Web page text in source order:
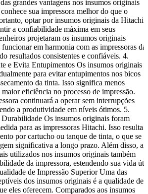
grandes vantagens nos insumos originais
sua impressora melhor do que o
optar por insumos originais da Hitachi
a confiabilidade máxima em seus
projetaram os insumos originais
em harmonia com as impressoras da
resultados consistentes e confiáveis. 4.
e Evita Entupimentos Os insumos originais
para evitar entupimentos nos bicos
da tinta. Isso significa menos
eficiência no processo de impressão.
continuará a operar sem interrupções
a produtividade em níveis ótimos. 5.
Os insumos originais foram
para as impressoras Hitachi. Isso resulta
por cartucho ou tanque de tinta, o que se
significativa a longo prazo. Além disso, a
utilizados nos insumos originais também
da impressora, estendendo sua vida útil
de Impressão Superior Uma das
dos insumos originais é a qualidade de
eles oferecem. Comparados aos insumos